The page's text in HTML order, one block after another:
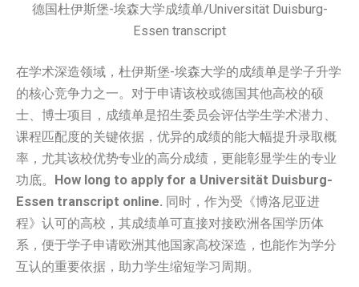
德国杜伊斯堡-埃森大学成绩单/Universität Duisburg-
Essen transcript
在学术深造领域，杜伊斯堡-埃森大学的成绩单是学子升学
的核心竞争力之一。对于申请该校或德国其他高校的硕
士、博士项目，成绩单是招生委员会评估学生学术潜力、
课程匹配度的关键依据，优异的成绩的能大幅提升录取概
率，尤其该校优势专业的高分成绩，更能彰显学生的专业
功底。
How long to apply for a Universität Duisburg-
Essen transcript online. 同时，作为受《博洛尼亚进
程》认可的高校，其成绩单可直接对接欧洲各国学历体
系，便于学子申请欧洲其他国家高校深造，也能作为学分
互认的重要依据，助力学生缩短学习周期。